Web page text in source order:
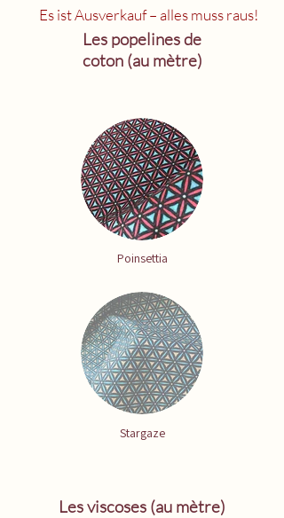
Es ist Ausverkauf – alles muss raus!
Les popelines de
coton (au mètre)
Poinsettia
Stargaze
Les viscoses (au mètre)